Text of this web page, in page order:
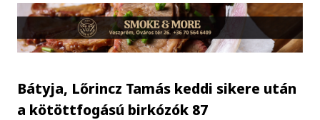
Bátyja, Lőrincz Tamás keddi sikere után
a kötöttfogású birkózók 87